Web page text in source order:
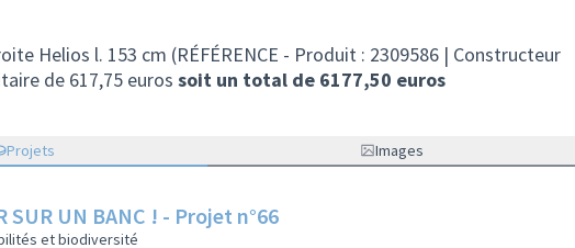
Helios l. 153 cm (RÉFÉRENCE - Produit : 2309586 | Constructeur
de 617,75 euros soit un total de 6177,50 euros
Projets Images
SUR UN BANC ! - Projet n°66
et biodiversité